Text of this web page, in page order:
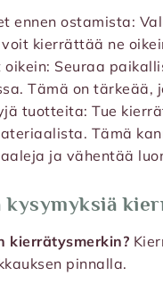
ennen ostamista:
kierrättää ne
Seuraa
Tämä on
tuotteita: Tue
Tämä
ja vähentää
kierrätysmerkin?
pinnalla.